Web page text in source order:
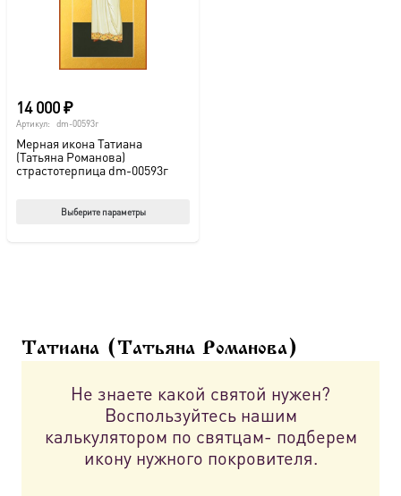
14 000₽
Артикул: dm-00593г
Мерная икона Татиана
(Татьяна Романова)
страстотерпица dm-00593г
Выберите параметры
выбрать
странице
товара.
Татиана (Татьяна Романова)
Не знаете какой святой нужен?
Воспользуйтесь нашим
калькулятором по святцам- подберем
икону нужного покровителя.